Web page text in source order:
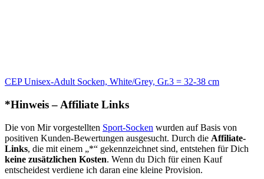
CEP Unisex-Adult Socken, White/Grey, Gr.3 = 32-38 cm
*Hinweis – Affiliate Links
Die von Mir vorgestellten Sport-Socken wurden auf Basis von
positiven Kunden-Bewertungen ausgesucht. Durch die Affiliate-
Links, die mit einem „*“ gekennzeichnet sind, entstehen für Dich
keine zusätzlichen Kosten. Wenn du Dich für einen Kauf
entscheidest verdiene ich daran eine kleine Provision.